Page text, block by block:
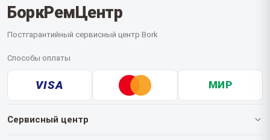
БоркРемЦентр
Постгарантийный сервисный центр Bork
Способы оплаты
VISA МИР
Сервисный центр